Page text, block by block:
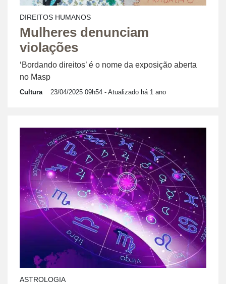
DIREITOS HUMANOS
Mulheres denunciam
violações
‘Bordando direitos’ é o nome da exposição aberta
no Masp
Cultura 23/04/2025 09h54 - Atualizado há 1 ano
ASTROLOGIA